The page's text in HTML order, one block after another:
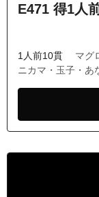
東京都東久留
東京都東久留
東京都東久留
東京都東久留
東京都東久留
東京都東久留
E471 得1人
1人前10貫
マグ
ニカマ・玉子・あ